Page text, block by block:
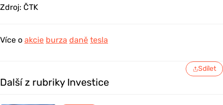
Zdroj: ČTK
Více o akcie burza daně tesla
Sdílet
Další z rubriky Investice